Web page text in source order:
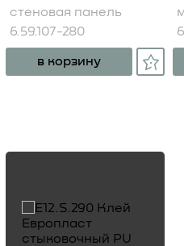
стеновая панель
6.59.107-280
в корзину